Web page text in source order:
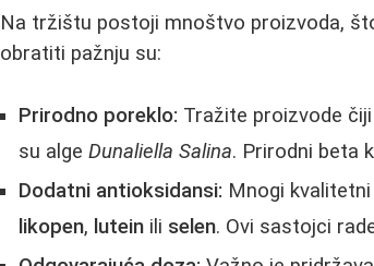
Na tržištu postoji mnoštvo proizvoda,
obratiti pažnju su:
Prirodno poreklo: Tražite proizvode
su algeDunaliella Salina. Prirodni beta
Dodatni antioksidansi: Mnogi
likopen, lutein ili selen. Ovi sastojci